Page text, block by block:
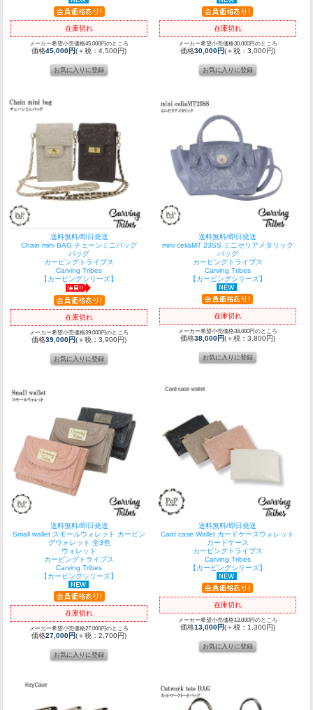
在庫切れ
メーカー希望小売価格45,000円のところ
価格45,000円(＋税：4,500円)
在庫切れ
メーカー希望小売価格30,000円のところ
価格30,000円(＋税：3,000円)
送料無料/即日発送
Chain mini BAG チェーンミニバッグ
バッグ
カービングトライブス
Carving Tribes
【カービングシリーズ】
在庫切れ
メーカー希望小売価格39,000円のところ
価格39,000円(＋税：3,900円)
送料無料/即日発送
mini celiaMT 23SS ミニセリアメタリック
バッグ
カービングトライブス
Carving Tribes
【カービングシリーズ】
在庫切れ
メーカー希望小売価格38,000円のところ
価格38,000円(＋税：3,800円)
送料無料/即日発送
Small wallet スモールウォレット カービン
グウォレット 全3色
ウォレット
カービングトライブス
Carving Tribes
【カービングシリーズ】
在庫切れ
メーカー希望小売価格27,000円のところ
価格27,000円(＋税：2,700円)
送料無料/即日発送
Card case Wallet カードケースウォレット
カードケース
カービングトライブス
Carving Tribes
【カービングシリーズ】
在庫切れ
メーカー希望小売価格13,000円のところ
価格13,000円(＋税：1,300円)